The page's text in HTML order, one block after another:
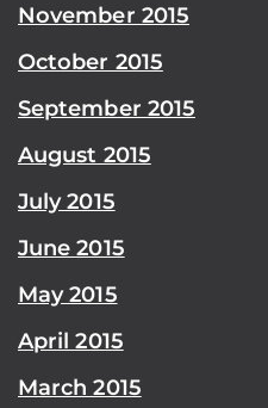
November 2015
October 2015
September 2015
August 2015
July 2015
June 2015
May 2015
April 2015
March 2015